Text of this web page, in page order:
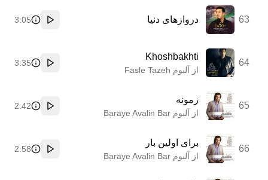
63 دروازهای دنیا
پخش
3:05
64
Khoshbakhti
از آلبوم Fasle Tazeh پخش
3:35
65
زمونه
از آلبوم Baraye Avalin Bar پخش
2:42
66
برای اولین بار
از آلبوم Baraye Avalin Bar پخش
2:58